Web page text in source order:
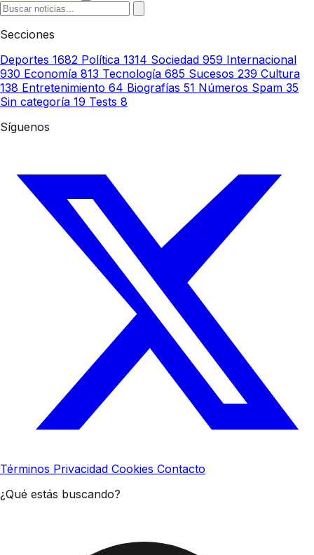
Secciones
Deportes 1682 Política 1314 Sociedad 959 Internacional
930 Economía 813 Tecnología 685 Sucesos 239 Cultura
138 Entretenimiento 64 Biografías 51 Números Spam 35
Sin categoría 19 Tests 8
Síguenos
Términos Privacidad Cookies Contacto
¿Qué estás buscando?